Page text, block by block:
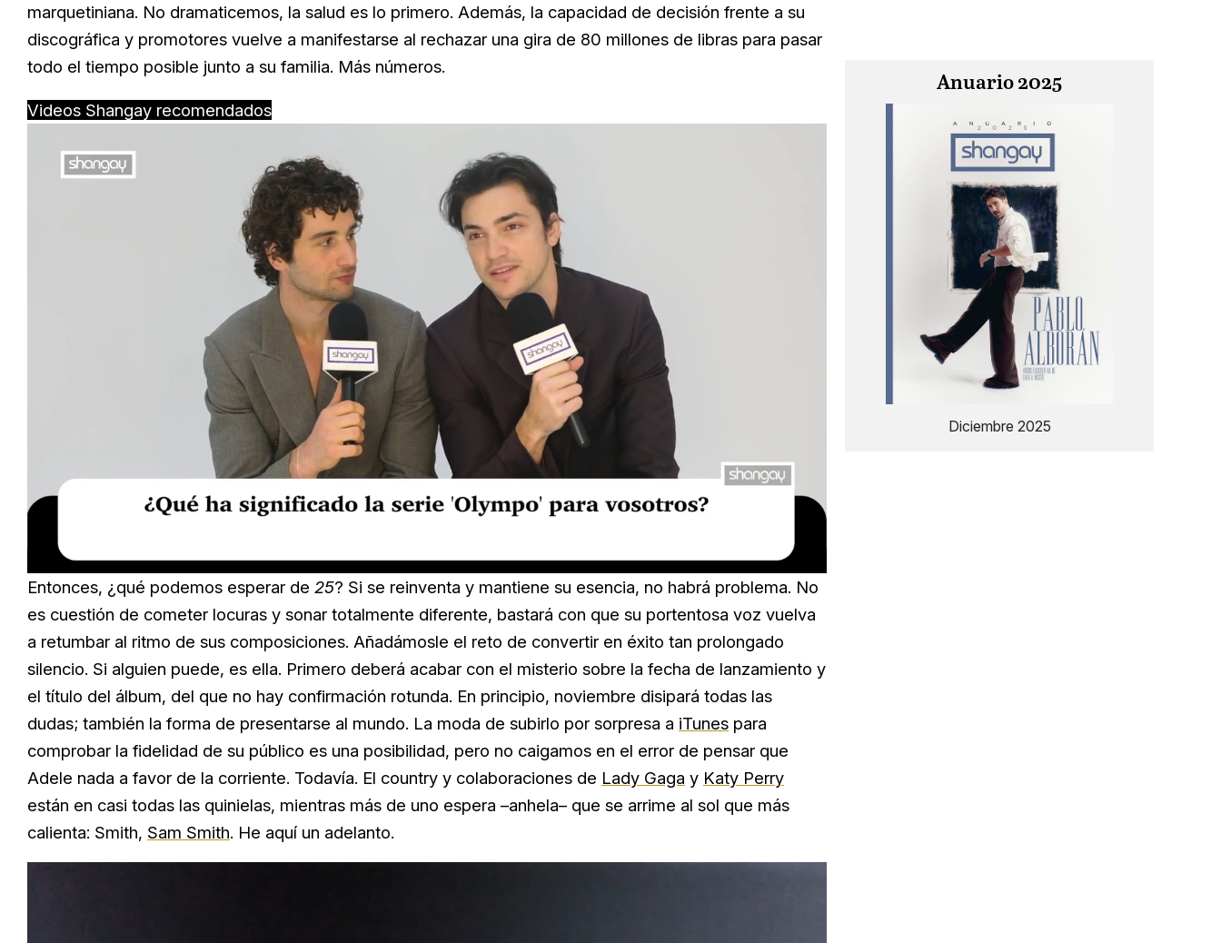
marquetiniana. No dramaticemos, la salud es lo primero. Además, la capacidad de decisión frente a su
discográfica y promotores vuelve a manifestarse al rechazar una gira de 80 millones de libras para pasar
todo el tiempo posible junto a su familia. Más números.
Videos Shangay recomendados
Unmute Loaded:
16.54%
Entonces, ¿qué podemos esperar de 25? Si se reinventa y mantiene su esencia, no habrá problema. No
es cuestión de cometer locuras y sonar totalmente diferente, bastará con que su portentosa voz vuelva
a retumbar al ritmo de sus composiciones. Añadámosle el reto de convertir en éxito tan prolongado
silencio. Si alguien puede, es ella. Primero deberá acabar con el misterio sobre la fecha de lanzamiento y
el título del álbum, del que no hay confirmación rotunda. En principio, noviembre disipará todas las
dudas; también la forma de presentarse al mundo. La moda de subirlo por sorpresa a iTunes para
comprobar la fidelidad de su público es una posibilidad, pero no caigamos en el error de pensar que
Adele nada a favor de la corriente. Todavía. El country y colaboraciones de Lady Gaga y Katy Perry
están en casi todas las quinielas, mientras más de uno espera –anhela– que se arrime al sol que más
calienta: Smith, Sam Smith. He aquí un adelanto.
Anuario 2025
Diciembre 2025